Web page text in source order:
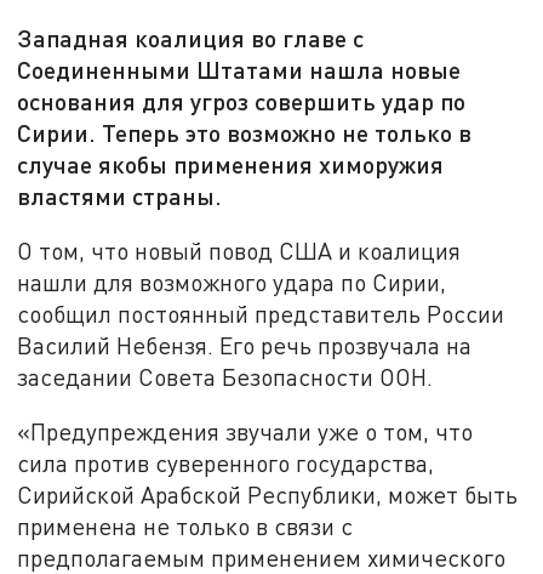
Западная коалиция во главе с
Соединенными Штатами нашла новые
основания для угроз совершить удар по
Сирии. Теперь это возможно не только в
случае якобы применения химоружия
властями страны.
О том, что новый повод США и коалиция
нашли для возможного удара по Сирии,
сообщил постоянный представитель России
Василий Небензя. Его речь прозвучала на
заседании Совета Безопасности ООН.
«Предупреждения звучали уже о том, что
сила против суверенного государства,
Сирийской Арабской Республики, может быть
применена не только в связи с
предполагаемым применением химического